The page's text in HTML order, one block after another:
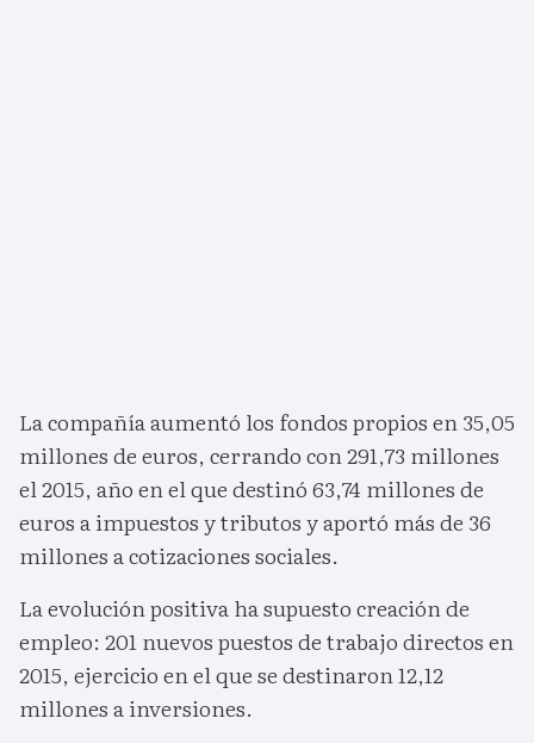
La compañía aumentó los fondos propios en 35,05
millones de euros, cerrando con 291,73 millones
el 2015, año en el que destinó 63,74 millones de
euros a impuestos y tributos y aportó más de 36
millones a cotizaciones sociales.
La evolución positiva ha supuesto creación de
empleo: 201 nuevos puestos de trabajo directos en
2015, ejercicio en el que se destinaron 12,12
millones a inversiones.